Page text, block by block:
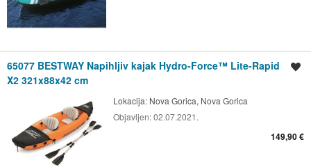
65077 BESTWAY Napihljiv kajak Hydro-Force™ Lite-Rapid
X2 321x88x42 cm
Lokacija: Nova Gorica, Nova Gorica
Objavljen:02.07.2021.
149,90 €